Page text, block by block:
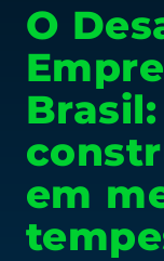
O
em